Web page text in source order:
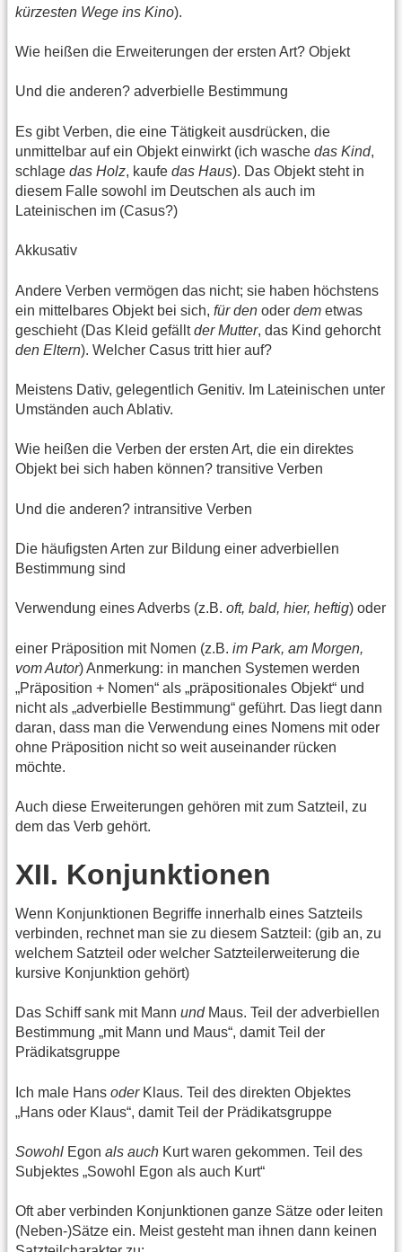
kürzesten Wege ins Kino).
Wie heißen die Erweiterungen der ersten Art? Objekt
Und die anderen? adverbielle Bestimmung
Es gibt Verben, die eine Tätigkeit ausdrücken, die
unmittelbar auf ein Objekt einwirkt (ich wasche das Kind,
schlage das Holz, kaufe das Haus). Das Objekt steht in
diesem Falle sowohl im Deutschen als auch im
Lateinischen im (Casus?)
Akkusativ
Andere Verben vermögen das nicht; sie haben höchstens
ein mittelbares Objekt bei sich, für den oder dem etwas
geschieht (Das Kleid gefälltder Mutter, das Kind gehorcht
den Eltern). Welcher Casus tritt hier auf?
Meistens Dativ, gelegentlich Genitiv. Im Lateinischen unter
Umständen auch Ablativ.
Wie heißen die Verben der ersten Art, die ein direktes
Objekt bei sich haben können? transitive Verben
Und die anderen? intransitive Verben
Die häufigsten Arten zur Bildung einer adverbiellen
Bestimmung sind
Verwendung eines Adverbs (z.B. oft, bald, hier, heftig) oder
einer Präposition mit Nomen (z.B. im Park, am Morgen,
vom Autor) Anmerkung: in manchen Systemen werden
„Präposition + Nomen“ als „präpositionales Objekt“ und
nicht als „adverbielle Bestimmung“ geführt. Das liegt dann
daran, dass man die Verwendung eines Nomens mit oder
ohne Präposition nicht so weit auseinander rücken
möchte.
Auch diese Erweiterungen gehören mit zum Satzteil, zu
dem das Verb gehört.
XII. Konjunktionen
Wenn Konjunktionen Begriffe innerhalb eines Satzteils
verbinden, rechnet man sie zu diesem Satzteil: (gib an, zu
welchem Satzteil oder welcher Satzteilerweiterung die
kursive Konjunktion gehört)
Das Schiff sank mit Mann undMaus. Teil der adverbiellen
Bestimmung „mit Mann und Maus“, damit Teil der
Prädikatsgruppe
Ich male Hans oderKlaus. Teil des direkten Objektes
„Hans oder Klaus“, damit Teil der Prädikatsgruppe
Sowohl Egon als auch Kurt waren gekommen. Teil des
Subjektes „Sowohl Egon als auch Kurt“
Oft aber verbinden Konjunktionen ganze Sätze oder leiten
(Neben-)Sätze ein. Meist gesteht man ihnen dann keinen